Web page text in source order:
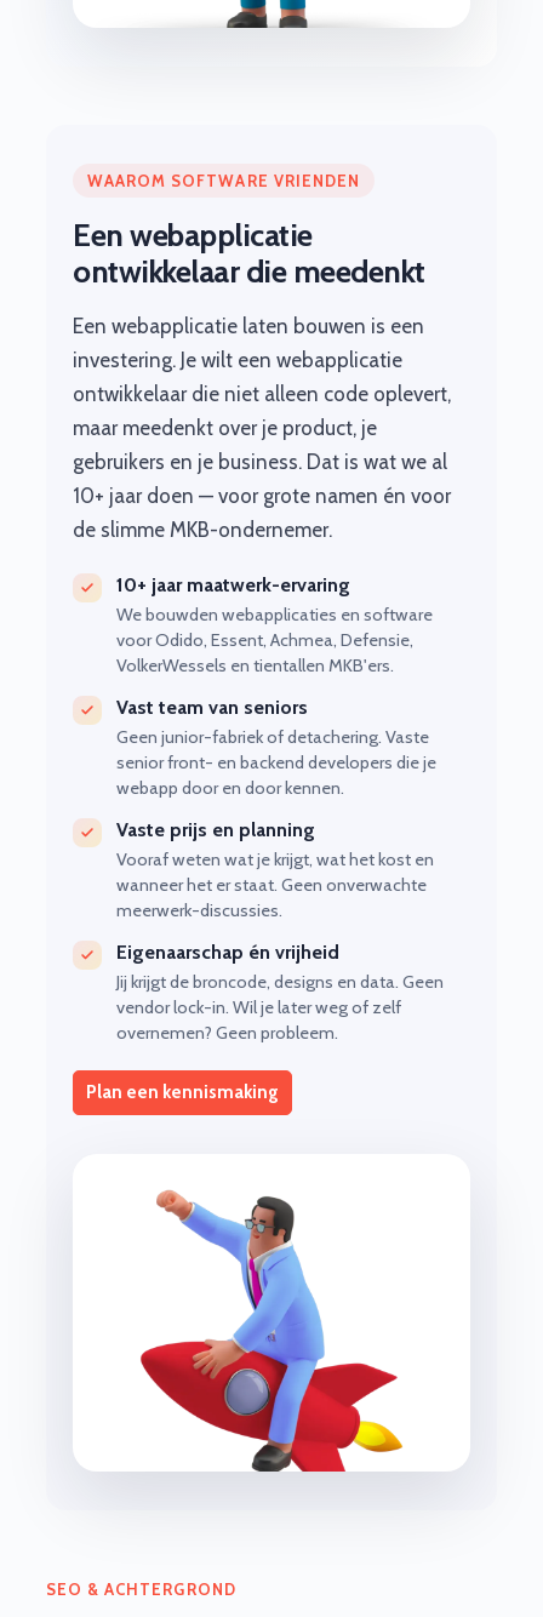
WAAROM SOFTWARE VRIENDEN
Een webapplicatie
ontwikkelaar die meedenkt
Een webapplicatie laten bouwen is een
investering. Je wilt een webapplicatie
ontwikkelaar die niet alleen code oplevert,
maar meedenkt over je product, je
gebruikers en je business. Dat is wat we al
10+ jaar doen — voor grote namen én voor
de slimme MKB-ondernemer.
10+ jaar maatwerk-ervaring
We bouwden webapplicaties en software
voor Odido, Essent, Achmea, Defensie,
VolkerWessels en tientallen MKB'ers.
Vast team van seniors
Geen junior-fabriek of detachering. Vaste
senior front- en backend developers die je
webapp door en door kennen.
Vaste prijs en planning
Vooraf weten wat je krijgt, wat het kost en
wanneer het er staat. Geen onverwachte
meerwerk-discussies.
Eigenaarschap én vrijheid
Jij krijgt de broncode, designs en data. Geen
vendor lock-in. Wil je later weg of zelf
overnemen? Geen probleem.
Plan een kennismaking
SEO & ACHTERGROND